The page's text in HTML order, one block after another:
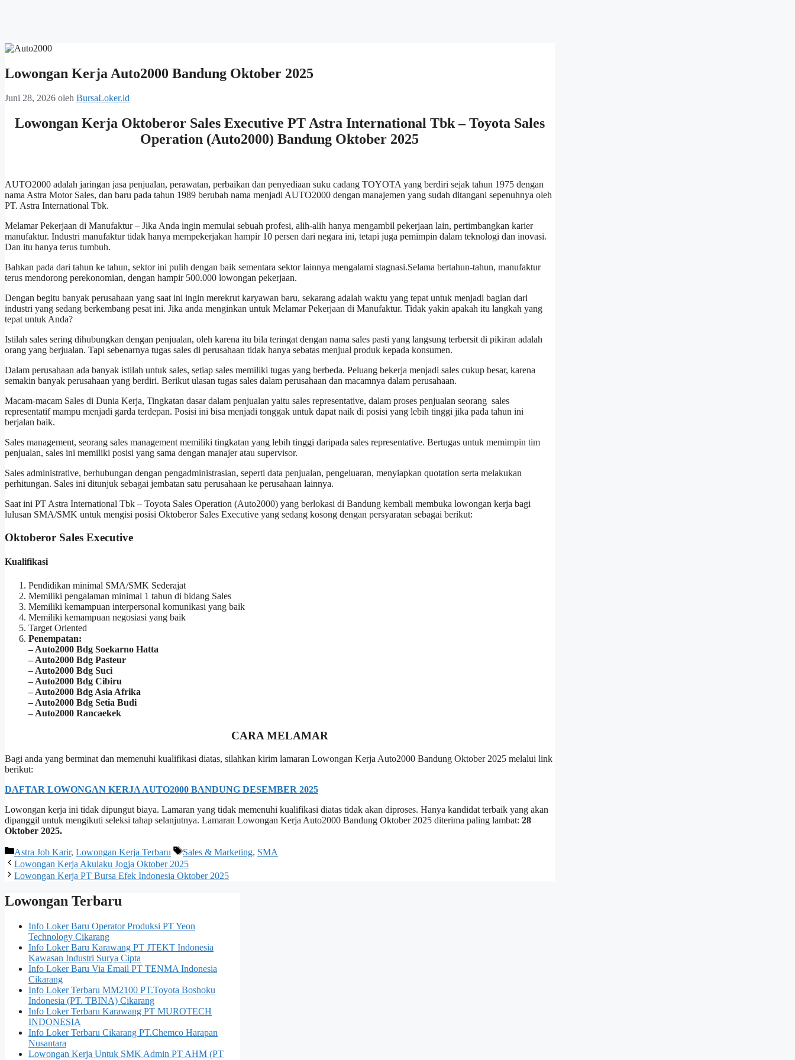
Lowongan Kerja Auto2000 Bandung Oktober 2025
Juni 28, 2026 oleh BursaLoker.id
Lowongan Kerja Oktoberor Sales Executive PT Astra International Tbk – Toyota Sales
Operation (Auto2000) Bandung Oktober 2025
AUTO2000 adalah jaringan jasa penjualan, perawatan, perbaikan dan penyediaan suku cadang TOYOTA yang berdiri sejak tahun 1975 dengan
nama Astra Motor Sales, dan baru pada tahun 1989 berubah nama menjadi AUTO2000 dengan manajemen yang sudah ditangani sepenuhnya oleh
PT. Astra International Tbk.
Melamar Pekerjaan di Manufaktur – Jika Anda ingin memulai sebuah profesi, alih-alih hanya mengambil pekerjaan lain, pertimbangkan karier
manufaktur. Industri manufaktur tidak hanya mempekerjakan hampir 10 persen dari negara ini, tetapi juga pemimpin dalam teknologi dan inovasi.
Dan itu hanya terus tumbuh.
Bahkan pada dari tahun ke tahun, sektor ini pulih dengan baik sementara sektor lainnya mengalami stagnasi.Selama bertahun-tahun, manufaktur
terus mendorong perekonomian, dengan hampir 500.000 lowongan pekerjaan.
Dengan begitu banyak perusahaan yang saat ini ingin merekrut karyawan baru, sekarang adalah waktu yang tepat untuk menjadi bagian dari
industri yang sedang berkembang pesat ini. Jika anda menginkan untuk Melamar Pekerjaan di Manufaktur. Tidak yakin apakah itu langkah yang
tepat untuk Anda?
Istilah sales sering dihubungkan dengan penjualan, oleh karena itu bila teringat dengan nama sales pasti yang langsung terbersit di pikiran adalah
orang yang berjualan. Tapi sebenarnya tugas sales di perusahaan tidak hanya sebatas menjual produk kepada konsumen.
Dalam perusahaan ada banyak istilah untuk sales, setiap sales memiliki tugas yang berbeda. Peluang bekerja menjadi sales cukup besar, karena
semakin banyak perusahaan yang berdiri. Berikut ulasan tugas sales dalam perusahaan dan macamnya dalam perusahaan.
Macam-macam Sales di Dunia Kerja, Tingkatan dasar dalam penjualan yaitu sales representative, dalam proses penjualan seorang sales
representatif mampu menjadi garda terdepan. Posisi ini bisa menjadi tonggak untuk dapat naik di posisi yang lebih tinggi jika pada tahun ini
berjalan baik.
Sales management, seorang sales management memiliki tingkatan yang lebih tinggi daripada sales representative. Bertugas untuk memimpin tim
penjualan, sales ini memiliki posisi yang sama dengan manajer atau supervisor.
Sales administrative, berhubungan dengan pengadministrasian, seperti data penjualan, pengeluaran, menyiapkan quotation serta melakukan
perhitungan. Sales ini ditunjuk sebagai jembatan satu perusahaan ke perusahaan lainnya.
Saat ini PT Astra International Tbk – Toyota Sales Operation (Auto2000) yang berlokasi di Bandung kembali membuka lowongan kerja bagi
lulusan SMA/SMK untuk mengisi posisi Oktoberor Sales Executive yang sedang kosong dengan persyaratan sebagai berikut:
Oktoberor Sales Executive
Kualifikasi
Pendidikan minimal SMA/SMK Sederajat
Memiliki pengalaman minimal 1 tahun di bidang Sales
Memiliki kemampuan interpersonal komunikasi yang baik
Memiliki kemampuan negosiasi yang baik
Target Oriented
Penempatan:
– Auto2000 Bdg Soekarno Hatta
– Auto2000 Bdg Pasteur
– Auto2000 Bdg Suci
– Auto2000 Bdg Cibiru
– Auto2000 Bdg Asia Afrika
– Auto2000 Bdg Setia Budi
– Auto2000 Rancaekek
CARA MELAMAR
Bagi anda yang berminat dan memenuhi kualifikasi diatas, silahkan kirim lamaran Lowongan Kerja Auto2000 Bandung Oktober 2025 melalui link
berikut:
DAFTAR LOWONGAN KERJA AUTO2000 BANDUNG DESEMBER 2025
Lowongan kerja ini tidak dipungut biaya. Lamaran yang tidak memenuhi kualifikasi diatas tidak akan diproses. Hanya kandidat terbaik yang akan
dipanggil untuk mengikuti seleksi tahap selanjutnya. Lamaran Lowongan Kerja Auto2000 Bandung Oktober 2025 diterima paling lambat: 28
Oktober 2025.
Kategori
Astra Job Karir, Lowongan Kerja Terbaru Tag
Sales & Marketing, SMA
Lowongan Kerja Akulaku Jogja Oktober 2025
Lowongan Kerja PT Bursa Efek Indonesia Oktober 2025
Lowongan Terbaru
Info Loker Baru Operator Produksi PT Yeon
Technology Cikarang
Info Loker Baru Karawang PT JTEKT Indonesia
Kawasan Industri Surya Cipta
Info Loker Baru Via Email PT TENMA Indonesia
Cikarang
Info Loker Terbaru MM2100 PT.Toyota Boshoku
Indonesia (PT. TBINA) Cikarang
Info Loker Terbaru Karawang PT MUROTECH
INDONESIA
Info Loker Terbaru Cikarang PT.Chemco Harapan
Nusantara
Lowongan Kerja Untuk SMK Admin PT AHM (PT